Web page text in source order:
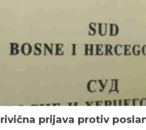
prijava protiv